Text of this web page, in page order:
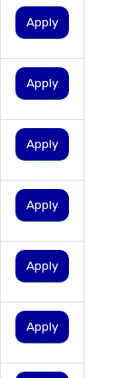
Apply
Apply
Apply
Apply
Apply
Apply